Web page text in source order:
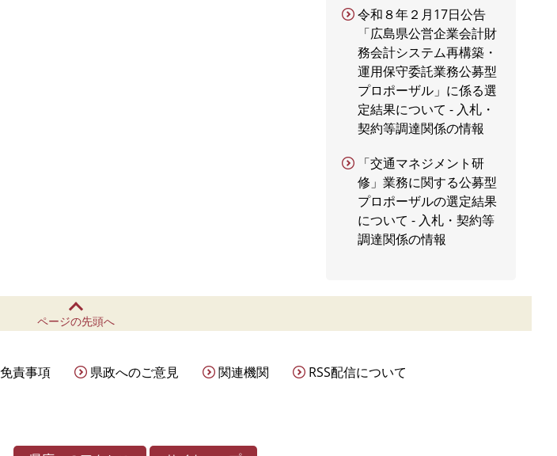
令和８年２月17日公告
「広島県公営企業会計財
務会計システム再構築・
運用保守委託業務公募型
プロポーザル」に係る選
定結果について - 入札・
契約等調達関係の情報
「交通マネジメント研
修」業務に関する公募型
プロポーザルの選定結果
について - 入札・契約等
調達関係の情報
ページの先頭へ
免責事項 県政へのご意見 関連機関 RSS配信について